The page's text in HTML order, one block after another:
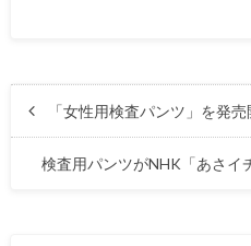
「女性用検査パンツ」を発売
検査用パンツがNHK「あさイ